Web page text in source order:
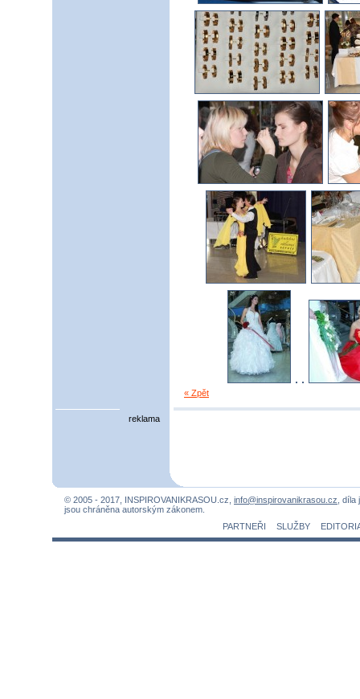
« Zpět
reklama
© 2005 - 2017, INSPIROVANIKRASOU.cz, info@inspirovanikrasou.cz ,
jsou chráněna autorským zákonem.
PARTNEŘI
SLUŽBY